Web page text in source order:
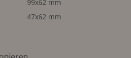
99x62 mm
47x62 mm